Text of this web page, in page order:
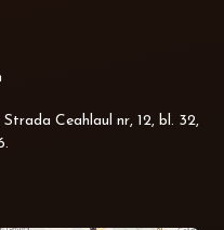
Ceahlaul nr, 12, bl. 32,